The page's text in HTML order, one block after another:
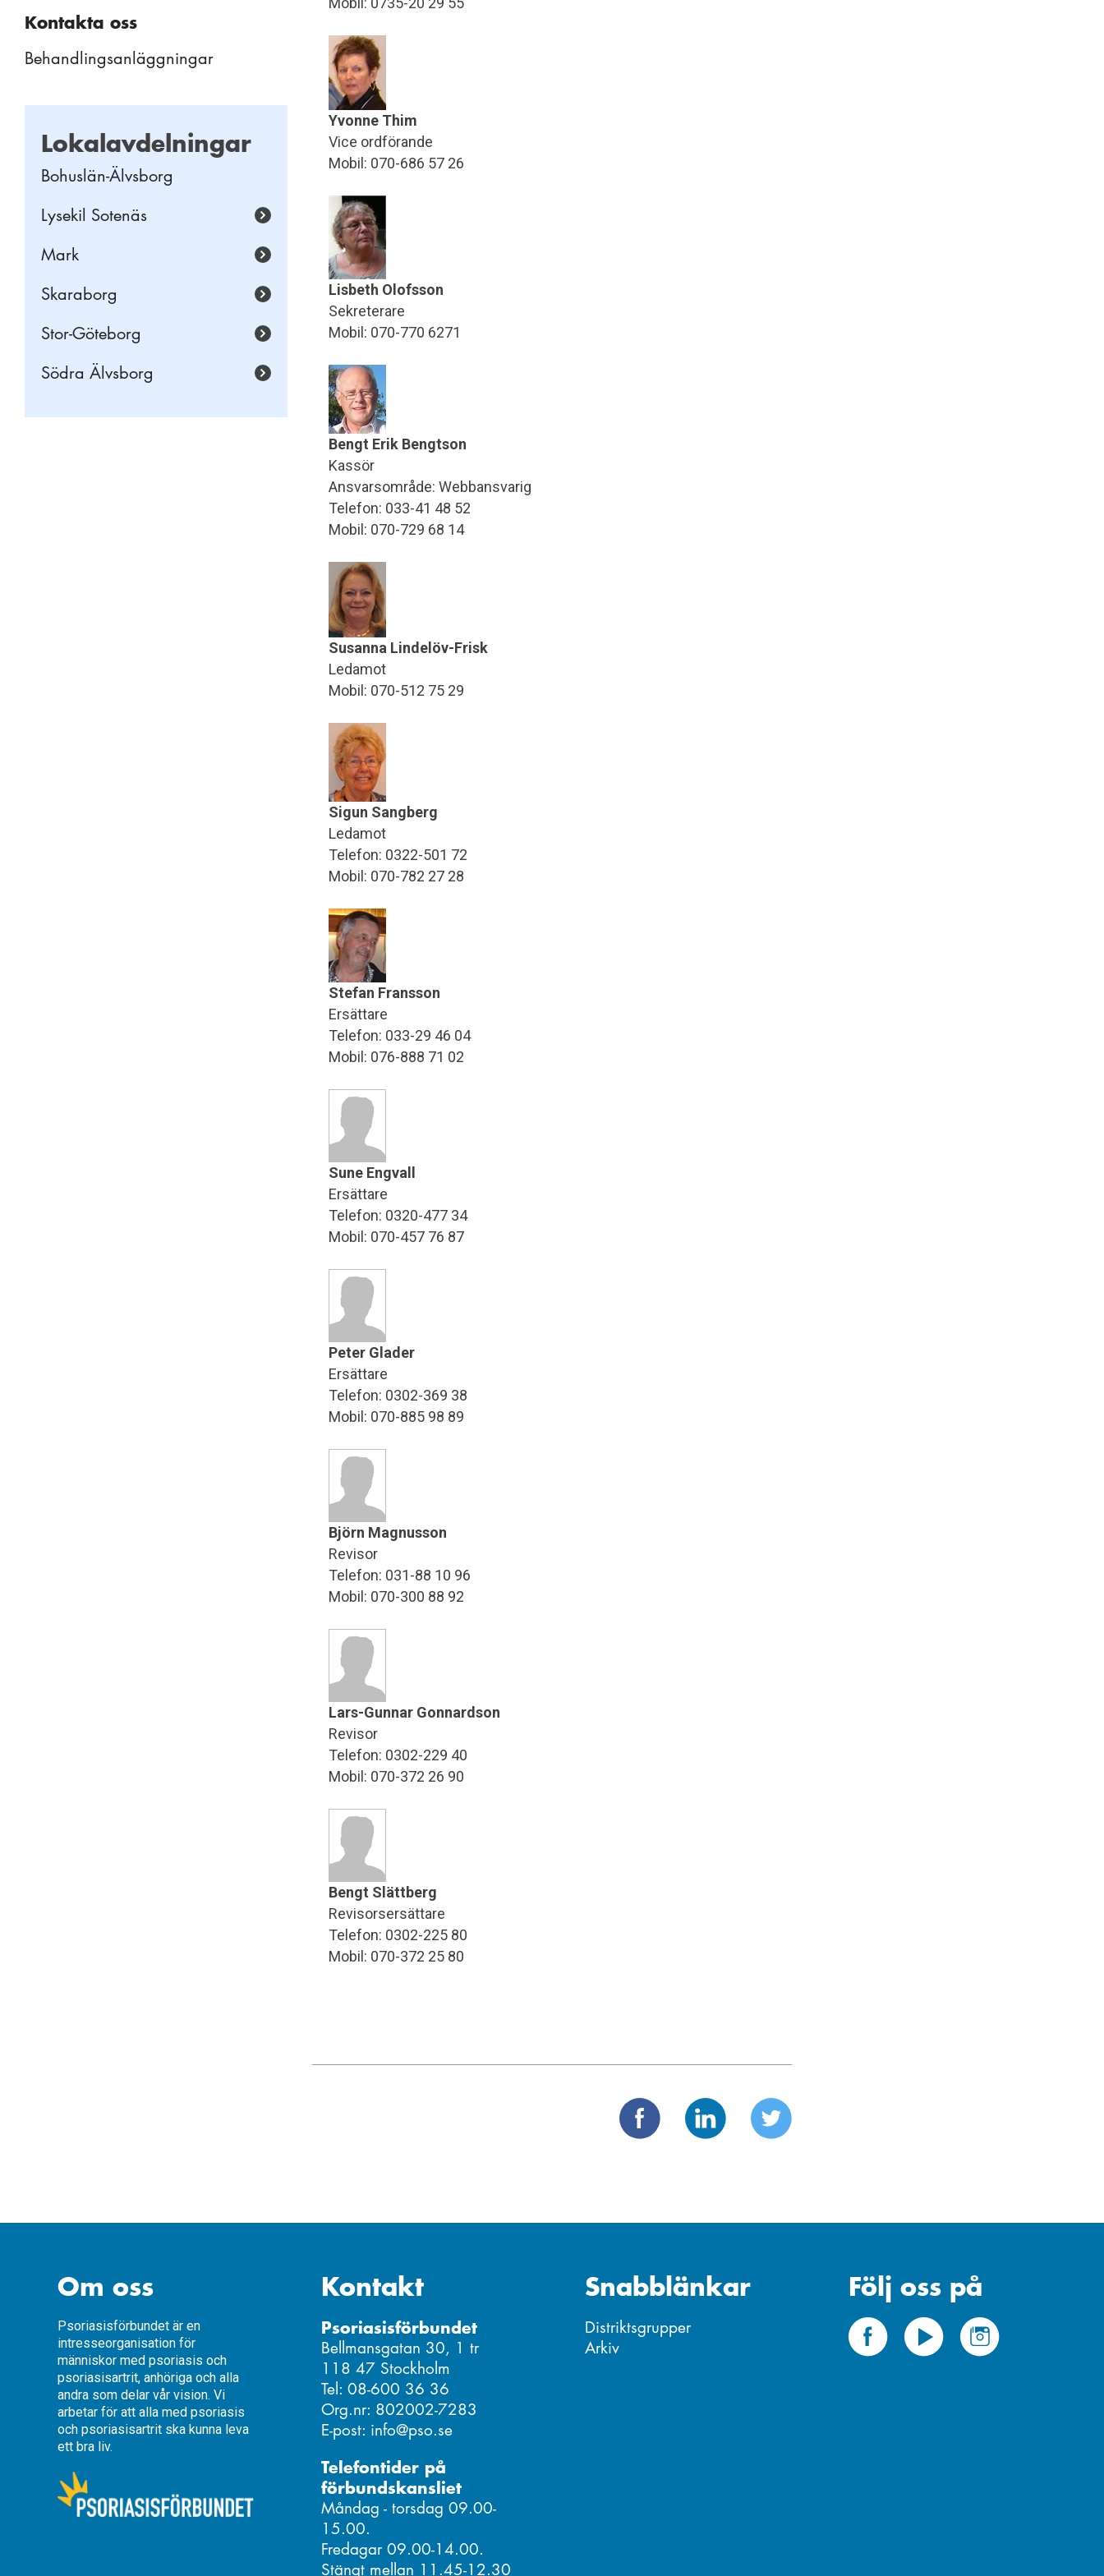
Äldre dokument
Intranät
Kontakta oss
Behandlingsanläggningar
Lokalavdelningar
Bohuslän-Älvsborg
Lysekil Sotenäs
Mark
Skaraborg
Stor-Göteborg
Södra Älvsborg
Yvonne Thim
Vice ordförande
Mobil: 070-686 57 26
Lisbeth Olofsson
Sekreterare
Mobil: 070-770 6271
Bengt Erik Bengtson
Kassör
Ansvarsområde: Webbansvarig
Telefon: 033-41 48 52
Mobil: 070-729 68 14
Susanna Lindelöv-Frisk
Ledamot
Mobil: 070-512 75 29
Sigun Sangberg
Ledamot
Telefon: 0322-501 72
Mobil: 070-782 27 28
Stefan Fransson
Ersättare
Telefon: 033-29 46 04
Mobil: 076-888 71 02
Sune Engvall
Ersättare
Telefon: 0320-477 34
Mobil: 070-457 76 87
Peter Glader
Ersättare
Telefon: 0302-369 38
Mobil: 070-885 98 89
Björn Magnusson
Revisor
Telefon: 031-88 10 96
Mobil: 070-300 88 92
Lars-Gunnar Gonnardson
Revisor
Telefon: 0302-229 40
Mobil: 070-372 26 90
Bengt Slättberg
Revisorsersättare
Telefon: 0302-225 80
Mobil: 070-372 25 80
Om oss
Psoriasisförbundet är en
intresseorganisation för
människor med psoriasis och
psoriasisartrit, anhöriga och alla
andra som delar vår vision. Vi
arbetar för att alla med psoriasis
och psoriasisartrit ska kunna leva
ett bra liv.
Kontakt
Psoriasisförbundet
Bellmansgatan 30, 1 tr
118 47 Stockholm
Tel: 08-600 36 36
Org.nr: 802002-7283
E-post: info@pso.se
Telefontider på
förbundskansliet
Måndag - torsdag 09.00-
15.00.
Fredagar 09.00-14.00.
Stängt mellan 11.45-12.30
Snabblänkar
Distriktsgrupper
Arkiv
Följ oss på